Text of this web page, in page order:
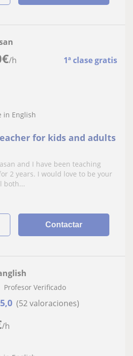
€/h 1ª clase gratis
in English
for kids and adults
and I have been teaching
2 years. I would love to be your
both...
Contactar
/h
Profesor Verificado
5,0 (52 valoraciones)